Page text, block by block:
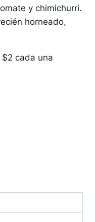
y chimichurri.
horneado,
cada una